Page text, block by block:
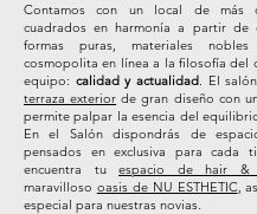
Contamos con un local de más
cuadrados en harmonía a partir de
formas puras, materiales
cosmopolita en línea a la filosofía del
equipo: calidad y actualidad. ​El
terraza exterior de gran diseño con
permite palpar la esencia del
En el Salón dispondrás de
pensados en exclusiva para cada
encuentra tu espacio de hair &
maravilloso oasis de NU ESTHETIC,
especial para nuestras novias.